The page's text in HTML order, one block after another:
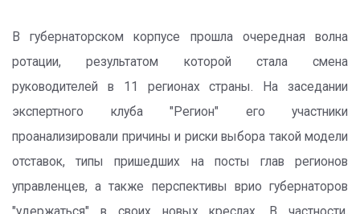
В губернаторском корпусе прошла очередная волна
ротации, результатом которой стала смена
руководителей в 11 регионах страны. На заседании
экспертного клуба "Регион" его участники
проанализировали причины и риски выбора такой модели
отставок, типы пришедших на посты глав регионов
управленцев, а также перспективы врио губернаторов